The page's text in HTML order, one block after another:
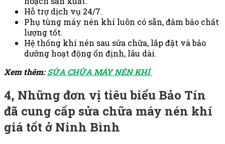
Hỗ trợ dịch vụ 24/7.
Phụ tùng máy nén khí luôn có sẵn, đảm bảo chất
lượng tốt.
Hệ thống khí nén sau sửa chữa, lắp đặt và bảo
dưỡng hoạt động ổn định, lâu dài.
Xem thêm:SỬA CHỮA MÁY NÉN KHÍ
4, Những đơn vị tiêu biểu Bảo Tín
đã cung cấp sửa chữa máy nén khí
giá tốt ở Ninh Bình